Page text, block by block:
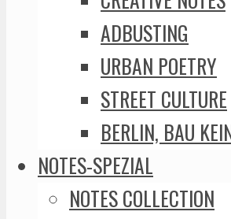
ADBUSTING
URBAN POETRY
STREET CULTURE
BERLIN, BAU
NOTES-SPEZIAL
NOTES COLLECTION